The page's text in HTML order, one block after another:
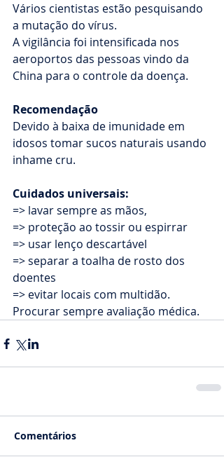
Vários cientistas estão pesquisando
a mutação do vírus.
A vigilância foi intensificada nos
aeroportos das pessoas vindo da
China para o controle da doença.
Recomendação
Devido à baixa de imunidade em
idosos tomar sucos naturais usando
inhame cru.
Cuidados universais:
=> lavar sempre as mãos,
=> proteção ao tossir ou espirrar
=> usar lenço descartável
=> separar a toalha de rosto dos
doentes
=> evitar locais com multidão.
Procurar sempre avaliação médica.
Comentários